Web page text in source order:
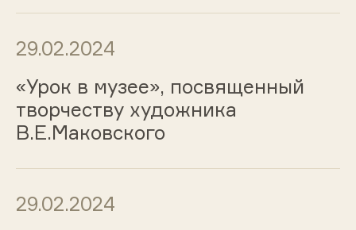
29.02.2024
«Урок в музее», посвященный
творчеству художника
В.Е.Маковского
29.02.2024